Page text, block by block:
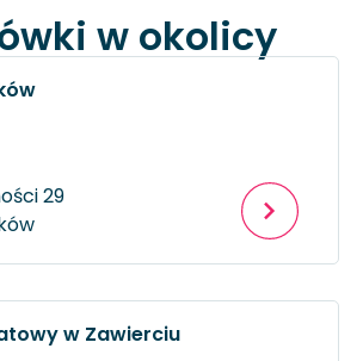
w okolicy
29
w Zawierciu